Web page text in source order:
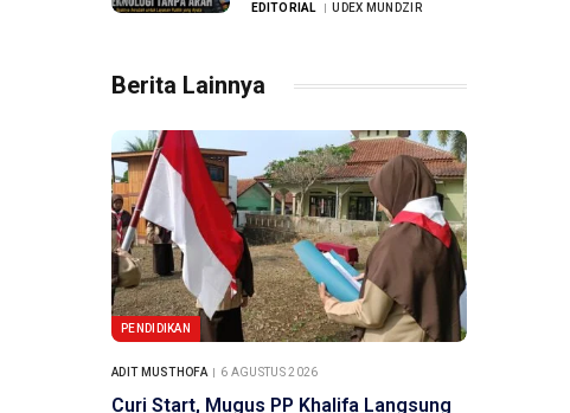
EDITORIAL UDEX MUNDZIR
Berita Lainnya
PENDIDIKAN
ADIT MUSTHOFA 6 AGUSTUS 2026
Curi Start, Mugus PP Khalifa Langsung